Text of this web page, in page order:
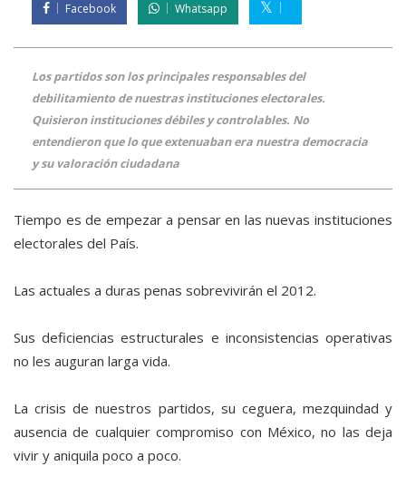
Facebook Whatsapp
Los partidos son los principales responsables del
debilitamiento de nuestras instituciones electorales.
Quisieron instituciones débiles y controlables. No
entendieron que lo que extenuaban era nuestra democracia
y su valoración ciudadana
Tiempo es de empezar a pensar en las nuevas instituciones
electorales del País.
Las actuales a duras penas sobrevivirán el 2012.
Sus deficiencias estructurales e inconsistencias operativas
no les auguran larga vida.
La crisis de nuestros partidos, su ceguera, mezquindad y
ausencia de cualquier compromiso con México, no las deja
vivir y aniquila poco a poco.